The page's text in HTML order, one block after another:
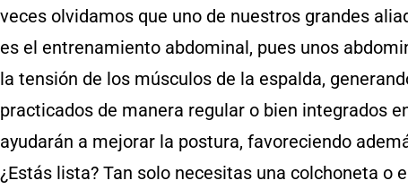
veces olvidamos que uno de nuestros grandes
es el entrenamiento abdominal, pues unos
la tensión de los músculos de la espalda,
practicados de manera regular o bien integrados
ayudarán a mejorar la postura, favoreciendo
¿Estás lista? Tan solo necesitas una colchoneta o